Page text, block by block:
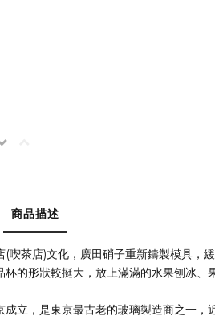
商品描述
(喫茶店)文化，廣田硝子重新鑄製模具，
的形狀較挺大，放上滿滿的水果刨冰、
立，是東京最古老的玻璃製造商之一